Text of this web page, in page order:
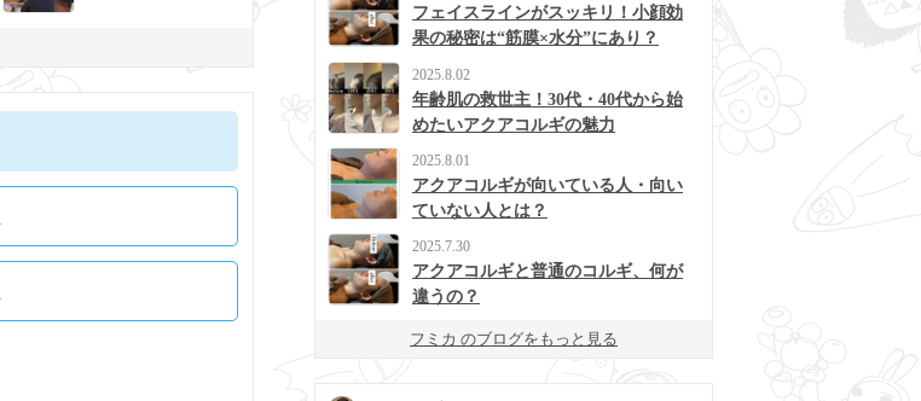
フェイスラインがスッキリ！小顔効
果の秘密は“筋膜×水分”にあり？
2025.8.02
年齢肌の救世主！30代・40代から始
めたいアクアコルギの魅力
2025.8.01
アクアコルギが向いている人・向い
ていない人とは？
2025.7.30
アクアコルギと普通のコルギ、何が
違うの？
フミカ のブログをもっと見る